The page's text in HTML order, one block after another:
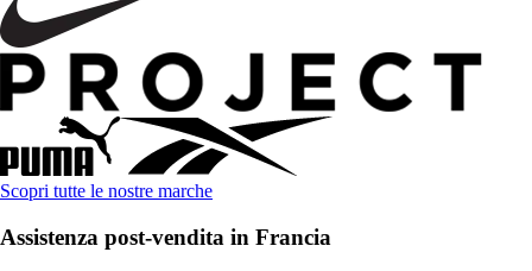
Scopri tutte le nostre marche
Assistenza post-vendita in Francia